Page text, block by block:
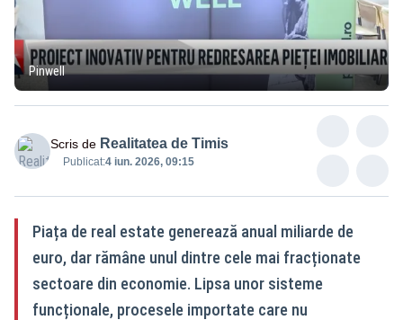
Pinwell
Scris de Realitatea de Timis
Publicat:4 iun. 2026, 09:15
Piața de real estate generează anual miliarde de
euro, dar rămâne unul dintre cele mai fracționate
sectoare din economie. Lipsa unor sisteme
funcționale, procesele importate care nu